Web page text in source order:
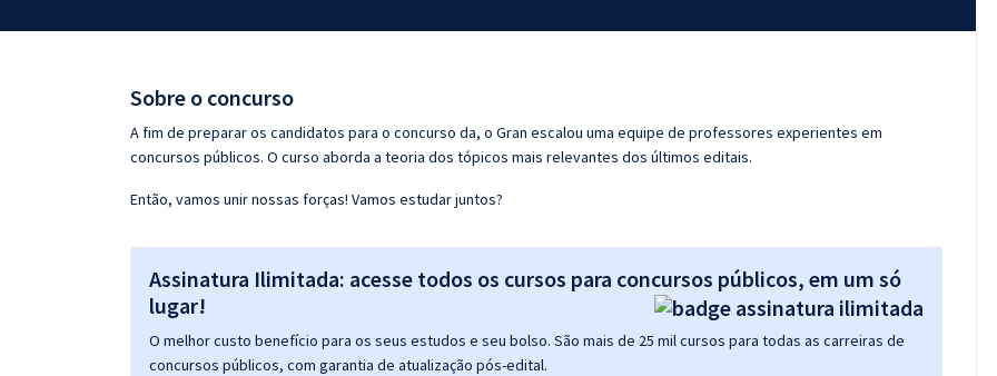
Conteúdo gratuito
Sobre o concurso
A fim de preparar os candidatos para o concurso da, o Gran escalou uma equipe de professores experientes em
concursos públicos. O curso aborda a teoria dos tópicos mais relevantes dos últimos editais.
Então, vamos unir nossas forças! Vamos estudar juntos?
Assinatura Ilimitada: acesse todos os cursos para concursos públicos, em um só
lugar!
O melhor custo benefício para os seus estudos e seu bolso. São mais de 25 mil cursos para todas as carreiras de
concursos públicos, com garantia de atualização pós-edital.